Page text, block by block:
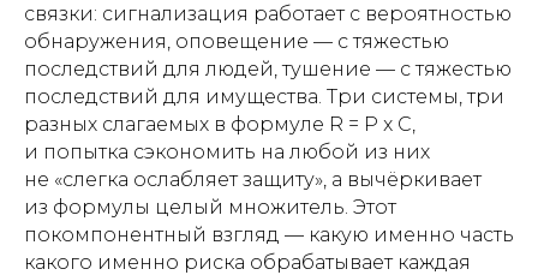
связки: сигнализация работает с вероятностью
обнаружения, оповещение — с тяжестью
последствий для людей, тушение — с тяжестью
последствий для имущества. Три системы, три
разных слагаемых в формуле R = P x C,
и попытка сэкономить на любой из них
не «слегка ослабляет защиту», а вычёркивает
из формулы целый множитель. Этот
покомпонентный взгляд — какую именно часть
какого именно риска обрабатывает каждая